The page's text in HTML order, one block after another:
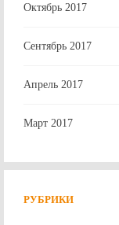
Октябрь 2017
Сентябрь 2017
Апрель 2017
Март 2017
РУБРИКИ